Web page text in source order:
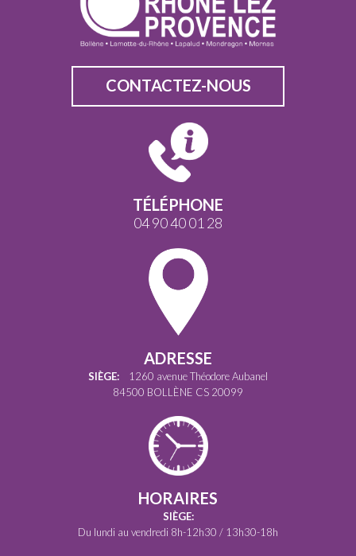
CONTACTEZ-NOUS
TÉLÉPHONE
04 90 40 01 28
ADRESSE
SIÈGE: 1260 avenue Théodore Aubanel
84500 BOLLÈNE CS 20099
HORAIRES
SIÈGE:
Du lundi au vendredi 8h-12h30 / 13h30-18h